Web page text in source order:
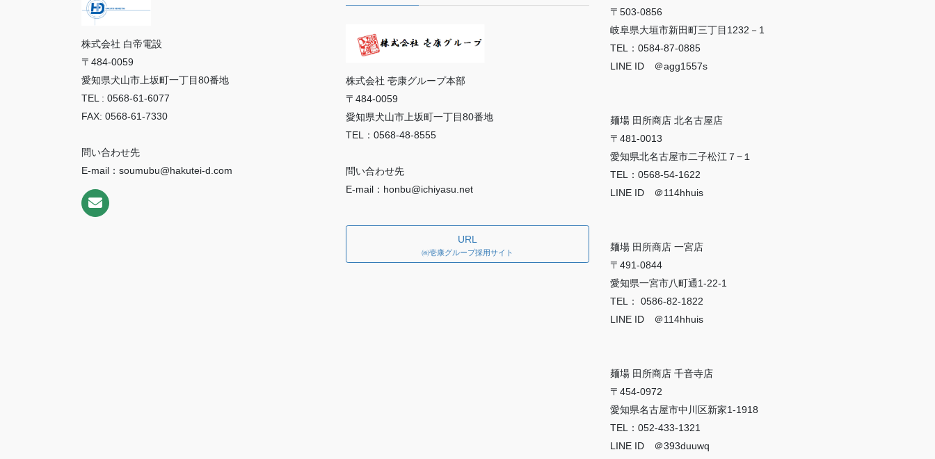
株式会社 白帝電設
〒484-0059
愛知県犬山市上坂町一丁目80番地
TEL : 0568-61-6077
FAX: 0568-61-7330
問い合わせ先
E-mail：soumubu@hakutei-d.com
株式会社 壱康グループ本部
〒484-0059
愛知県犬山市上坂町一丁目80番地
TEL：0568-48-8555
問い合わせ先
E-mail：honbu@ichiyasu.net
URL
㈱壱康グループ採用サイト
〒503-0856
岐阜県大垣市新田町三丁目1232－1
TEL：0584-87-0885
LINE ID ＠agg1557s
麺場 田所商店 北名古屋店
〒481-0013
愛知県北名古屋市二子松江７−１
TEL：0568-54-1622
LINE ID ＠114hhuis
麺場 田所商店 一宮店
〒491-0844
愛知県一宮市八町通1-22-1
TEL： 0586-82-1822
LINE ID ＠114hhuis
麺場 田所商店 千音寺店
〒454-0972
愛知県名古屋市中川区新家1-1918
TEL：052-433-1321
LINE ID ＠393duuwq